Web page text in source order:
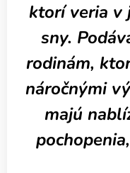
ktorí veria v
sny.
rodinám,
náročnými
majú